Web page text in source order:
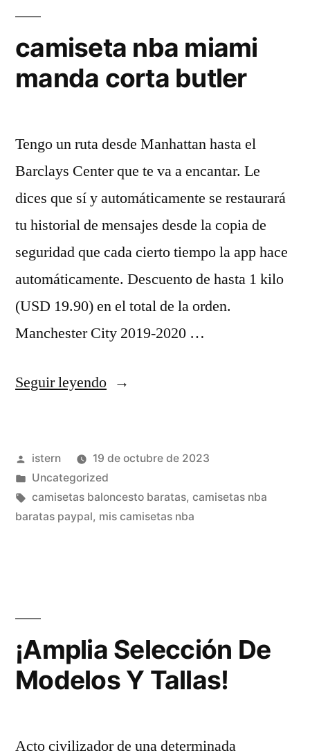
camiseta nba miami
manda corta butler
Tengo un ruta desde Manhattan hasta el
Barclays Center que te va a encantar. Le
dices que sí y automáticamente se restaurará
tu historial de mensajes desde la copia de
seguridad que cada cierto tiempo la app hace
automáticamente. Descuento de hasta 1 kilo
(USD 19.90) en el total de la orden.
Manchester City 2019-2020 …
Seguir leyendo«camiseta
manda
corta
butler»
Publicado
por
istern
19 de octubre de 2023
Publicado
en
Uncategorized
Etiquetas:
camisetas baloncesto baratas, camisetas nba
baratas paypal, mis camisetas nba
¡Amplia Selección De
Modelos Y Tallas!
Acto civilizador de una determinada